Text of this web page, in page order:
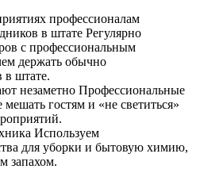
профессионалам
в штате Регулярно
с профессиональным
держать обычно
штате.
незаметно Профессиональные
гостям и «не светиться»
Используем
для уборки и бытовую химию,
запахом.